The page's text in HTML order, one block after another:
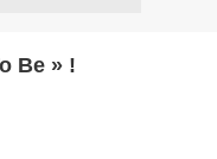
Be » !